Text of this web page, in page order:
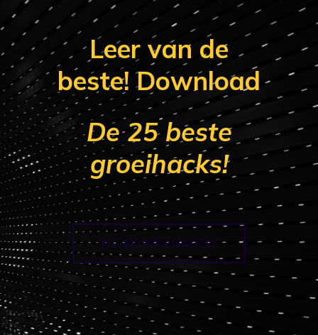
Leer van de
beste! Download
De 25 beste
groeihacks!
NU DOWNLOADEN!